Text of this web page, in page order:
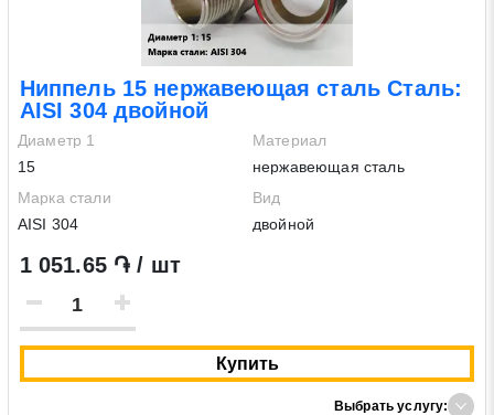
Ниппель 15 нержавеющая сталь Сталь:
AISI 304 двойной
Диаметр 1
15
Материал
нержавеющая сталь
Марка стали
AISI 304
Вид
двойной
1 051.65 ֏ / шт
Купить
Выбрать услугу: